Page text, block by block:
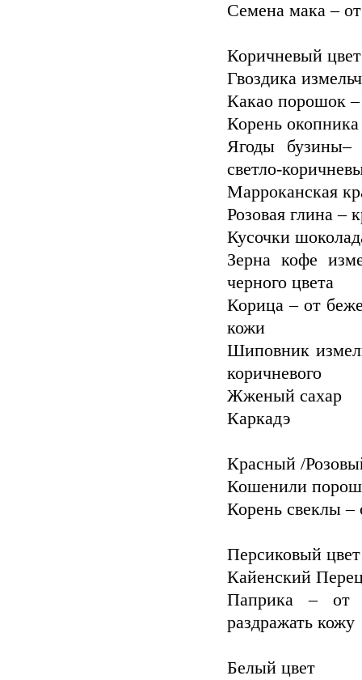
Добавим
Семена мака –
Коричневый цвет
Гвоздика
Какао порошок
Корень
Ягоды бузины–
светло-
Марроканская
Розовая глина –
Кусочки
Зерна кофе
черного цвета
Корица – от
кожи
Шиповник
коричневого
Жженый сахар
Каркадэ
Красный /
Кошенили
Корень свеклы –
Персиковый цвет
Кайенский
Паприка – от
раздражать кожу
Белый цвет